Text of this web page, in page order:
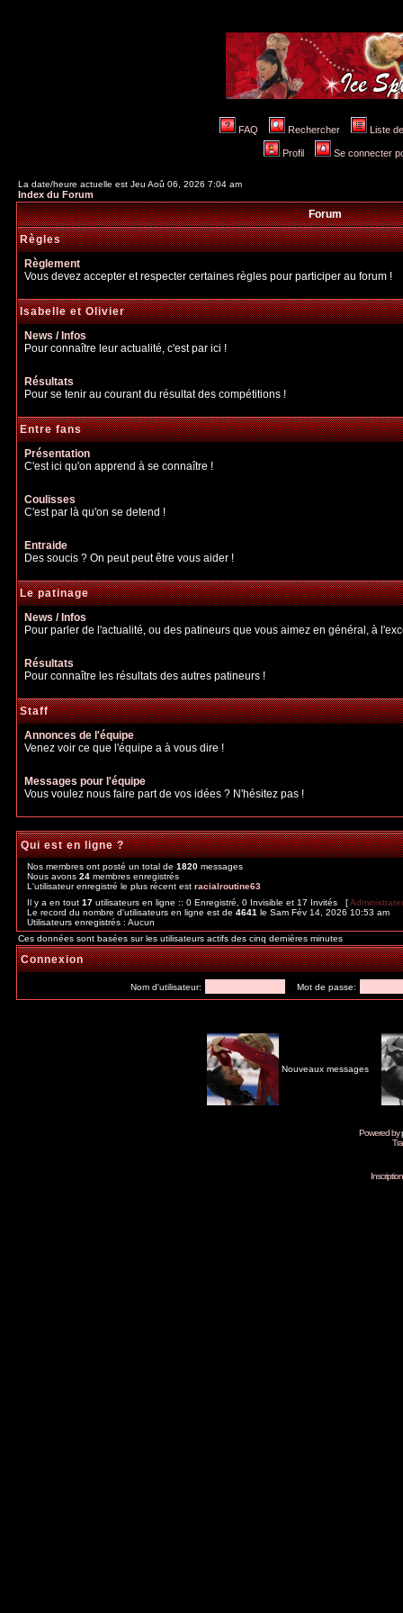
FAQ Rechercher Liste
Profil Se connecter
La date/heure actuelle est Jeu Aoû 06, 2026 7:04 am
Index du Forum
Forum
Règles
Règlement
Vous devez accepter et respecter certaines règles pour participer au forum !
Isabelle et Olivier
News / Infos
Pour connaître leur actualité, c'est par ici !
Résultats
Pour se tenir au courant du résultat des compétitions !
Entre fans
Présentation
C'est ici qu'on apprend à se connaître !
Coulisses
C'est par là qu'on se detend !
Entraide
Des soucis ? On peut peut être vous aider !
Le patinage
News / Infos
Pour parler de l'actualité, ou des patineurs que vous aimez en général, à
Résultats
Pour connaître les résultats des autres patineurs !
Staff
Annonces de l'équipe
Venez voir ce que l'équipe a à vous dire !
Messages pour l'équipe
Vous voulez nous faire part de vos idées ? N'hésitez pas !
Qui est en ligne ?
Nos membres ont posté un total de 1820 messages
Nous avons 24 membres enregistrés
L'utilisateur enregistré le plus récent est racialroutine63
Il y a en tout 17 utilisateurs en ligne :: 0 Enregistré, 0 Invisible et 17 Invités [
Le record du nombre d'utilisateurs en ligne est de 4641 le Sam Fév 14, 2026 10:53 am
Utilisateurs enregistrés : Aucun
Ces données sont basées sur les utilisateurs actifs des cinq dernières minutes
Connexion
Nom d'utilisateur: Mot de passe:
Nouveaux messages
Powered by